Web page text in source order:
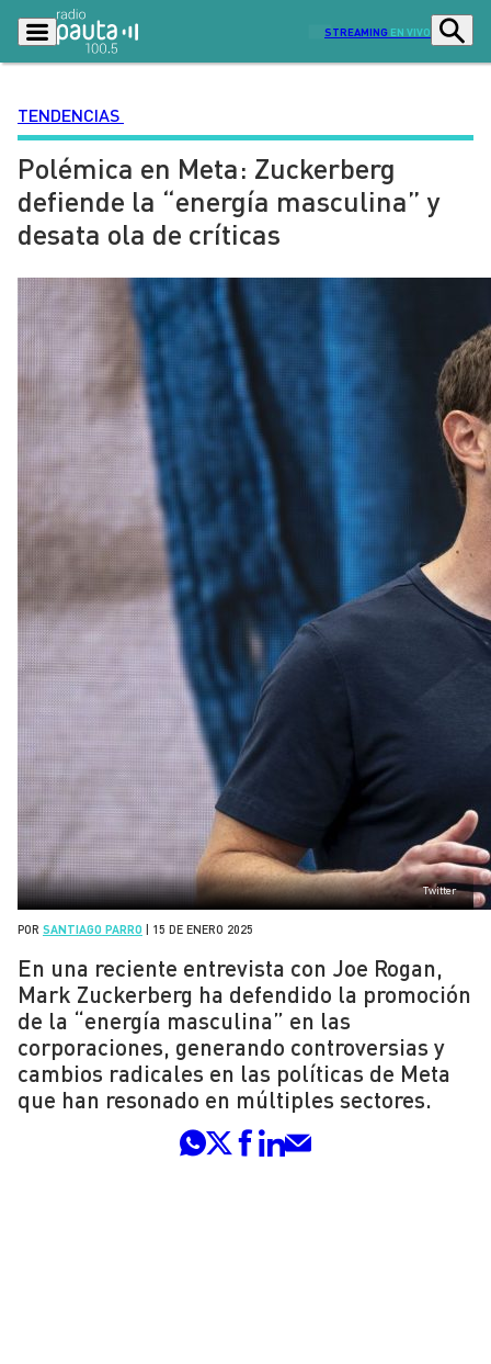
STREAMING EN VIVO
Podcasts Programas
Lo Último Actualidad
Ciudad
Radio en vivo Sostenibilidad
Tendencias Deportes
Entretención y Cultura Opinión
Dato en Pauta Señal 2
Contenido Patrocinado
TENDENCIAS
Polémica en Meta: Zuckerberg
defiende la “energía masculina” y
desata ola de críticas
Twitter
POR SANTIAGO PARRO 15 DE ENERO 2025
En una reciente entrevista con Joe Rogan,
Mark Zuckerberg ha defendido la promoción
de la “energía masculina” en las
corporaciones, generando controversias y
cambios radicales en las políticas de Meta
que han resonado en múltiples sectores.